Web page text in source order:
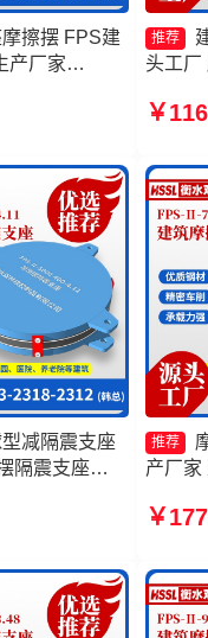
擦摆 FPS建
产厂家
支座FPSII-
推荐
头工厂
摆隔
￥
减隔震支座
隔震支座
工厂 建筑摩
推荐
产厂家
FPSII-
350-
￥